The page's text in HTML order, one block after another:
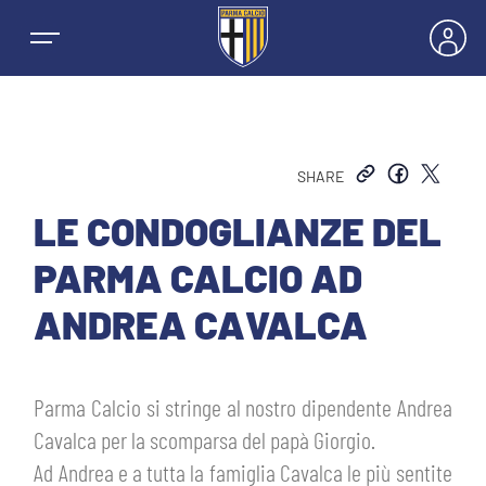
NEWS
SQUADRE
PRIMA SQUADRA MASCHILE
PRIMA SQUADRA FEMMINILE
GIOVANILE MASCHILE
MASCHILE
HOSPITALITY
SHARE
LE CONDOGLIANZE DEL
PARMA CALCIO AD
ANDREA CAVALCA
Parma Calcio si stringe al nostro dipendente Andrea
Cavalca per la scomparsa del papà Giorgio.
Ad Andrea e a tutta la famiglia Cavalca le più sentite